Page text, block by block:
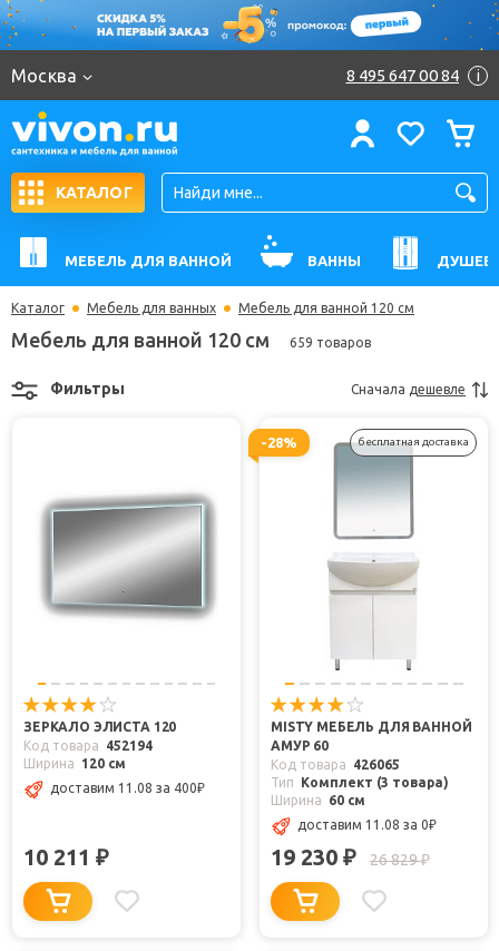
Москва 8 495 647 00 84 i
КАТАЛОГ
МЕБЕЛЬ ДЛЯ ВАННОЙ ВАННЫ
Каталог Мебель для ванных Мебель для ванной 120 см
Мебель для ванной 120 см 659 товаров
Фильтры Сначала дешевле
ЗЕРКАЛО ЭЛИСТА 120
Код товара
452194
Ширина
120 см
доставим 11.08 за 400₽
10 211 ₽
-28% бесплатная доставка
MISTY МЕБЕЛЬ ДЛЯ ВАННОЙ
АМУР 60
Код товара
426065
Тип
Комплект (3 товара)
Ширина
60 см
доставим 11.08 за 0₽
19 230 ₽ 26 829₽